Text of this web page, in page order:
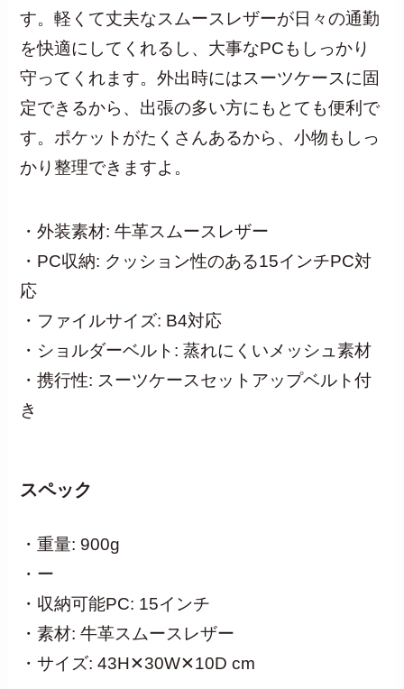
す。軽くて丈夫なスムースレザーが日々の通勤
を快適にしてくれるし、大事なPCもしっかり
守ってくれます。外出時にはスーツケースに固
定できるから、出張の多い方にもとても便利で
す。ポケットがたくさんあるから、小物もしっ
かり整理できますよ。
・外装素材: 牛革スムースレザー
・PC収納: クッション性のある15インチPC対
応
・ファイルサイズ: B4対応
・ショルダーベルト: 蒸れにくいメッシュ素材
・携行性: スーツケースセットアップベルト付
き
スペック
・重量: 900g
・ー
・収納可能PC: 15インチ
・素材: 牛革スムースレザー
・サイズ: 43H✕30W✕10D cm